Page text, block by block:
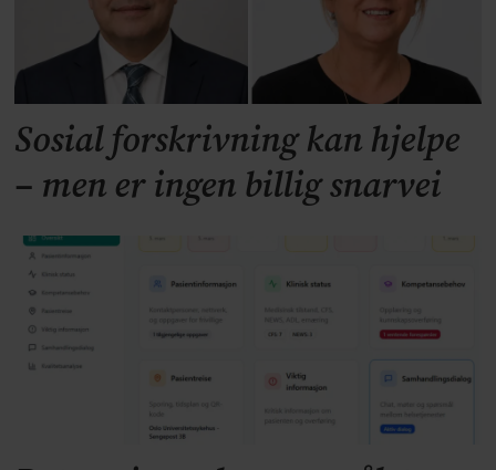
Sosial forskrivning kan hjelpe
– men er ingen billig snarvei